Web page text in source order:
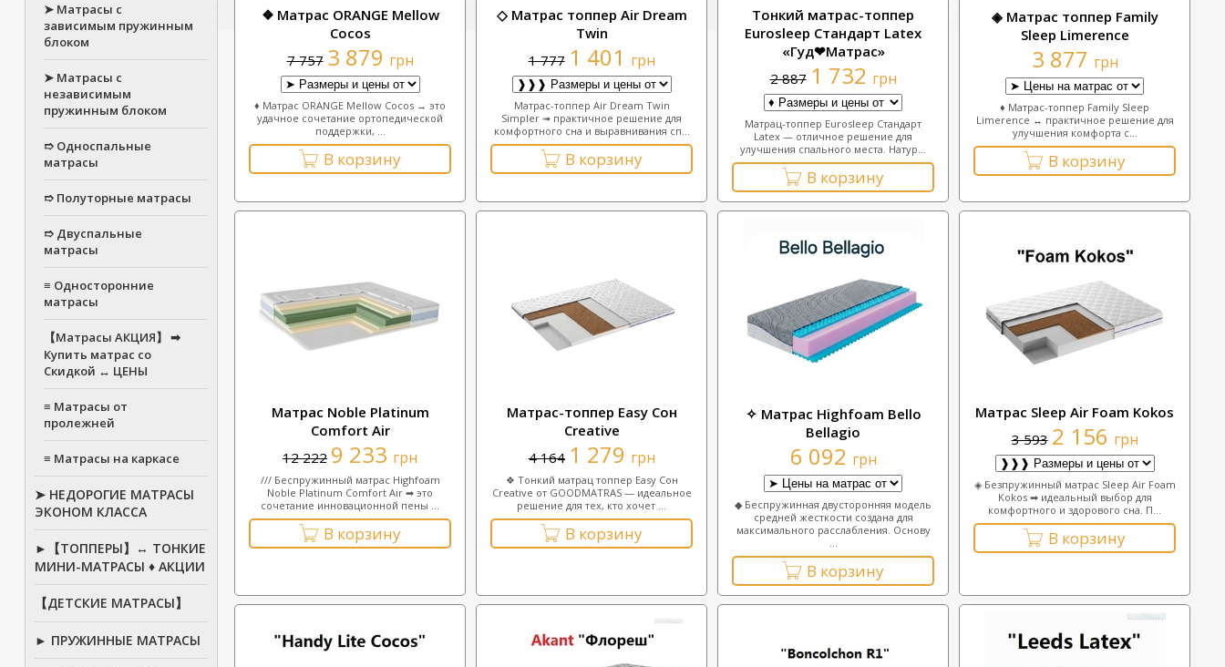
➤ Матрасы с
зависимым пружинным
блоком
➤ Матрасы с
независимым
пружинным блоком
➱ Односпальные
матрасы
➱ Полуторные матрасы
➱ Двуспальные
матрасы
≡ Односторонние
матрасы
【Матрасы АКЦИЯ】 ➡
Купить матрас со
Скидкой ↔ ЦЕНЫ
≡ Матрасы от
пролежней
≡ Матрасы на каркасе
➤ НЕДОРОГИЕ МАТРАСЫ
ЭКОНОМ КЛАССА
►【ТОППЕРЫ】↔ ТОНКИЕ
МИНИ-МАТРАСЫ ♦ АКЦИИ
【ДЕТСКИЕ МАТРАСЫ】
► ПРУЖИННЫЕ МАТРАСЫ
❖ Матрас ORANGE Mellow
Cocos
7 757 3 879 грн
♦ Матрас ORANGE Mellow Cocos → это
удачное сочетание ортопедической
поддержки, ...
В корзину
◇ Матрас топпер Air Dream
Twin
1 777 1 401 грн
Матрас-топпер Air Dream Twin
Simpler ➟ практичное решение для
комфортного сна и выравнивания сп...
В корзину
Тонкий матрас-топпер
Eurosleep Стандарт Latex
«Гуд❤Матрас»
2 887 1 732 грн
Матрац-топпер Eurosleep Стандарт
Latex — отличное решение для
улучшения спального места. Натур...
В корзину
◈ Матрас топпер Family
Sleep Limerence
3 877 грн
♦ Матрас-топпер Family Sleep
Limerence ↔ практичное решение для
улучшения комфорта с...
В корзину
Матрас Noble Platinum
Comfort Air
12 222 9 233 грн
/// Беспружинный матрас Highfoam
Noble Platinum Comfort Air ➡ это
сочетание инновационной пены ...
В корзину
Матрас-топпер Easy Сон
Creative
4 164 1 279 грн
❖ Тонкий матрац топпер Easy Сон
Creative от GOODMATRAS — идеальное
решение для тех, кто хочет ...
В корзину
✧ Матрас Highfoam Bello
Bellagio
6 092 грн
◆ Беспружинная двусторонняя модель
средней жесткости создана для
максимального расслабления. Основу
...
В корзину
Матрас Sleep Air Foam Kokos
3 593 2 156 грн
◈ Безпружинный матрас Sleep Air Foam
Kokos ➡ идеальный выбор для
комфортного и здорового сна. П...
В корзину